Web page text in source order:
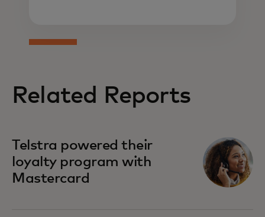
Related Reports
Telstra powered their
loyalty program with
Mastercard